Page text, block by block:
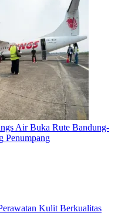
Air Buka Rute Bandung-
Penumpang
Kulit Berkualitas